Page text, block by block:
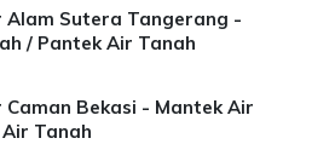
Alam Sutera Tangerang -
/ Pantek Air Tanah
Caman Bekasi - Mantek Air
Tanah